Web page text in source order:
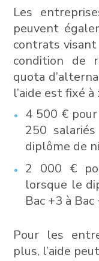
Les
peuvent
contrats visant
condition de
quota
l’aide est fixé à :
4 500 €
250
diplôme de
2 000 €
lorsque le
Bac +3 à Bac
Pour les
plus, l’aide